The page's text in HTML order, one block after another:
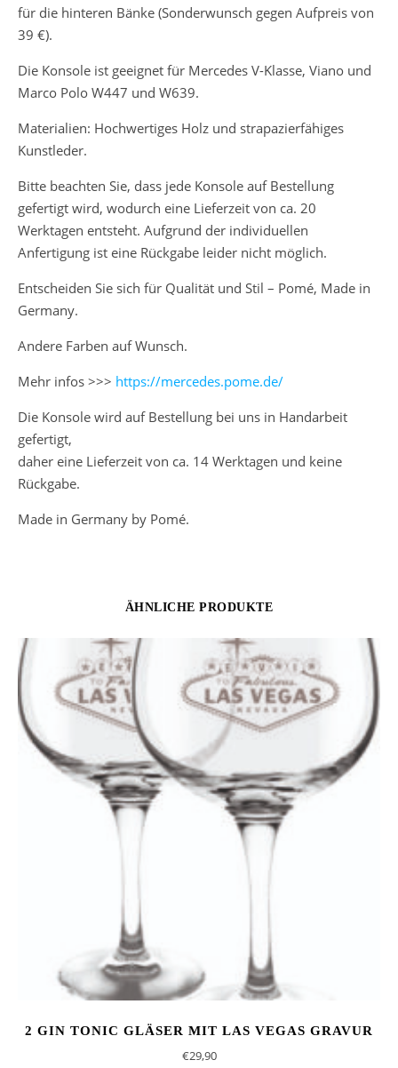
für die hinteren Bänke (Sonderwunsch gegen Aufpreis von
39 €).
Die Konsole ist geeignet für Mercedes V-Klasse, Viano und
Marco Polo W447 und W639.
Materialien: Hochwertiges Holz und strapazierfähiges
Kunstleder.
Bitte beachten Sie, dass jede Konsole auf Bestellung
gefertigt wird, wodurch eine Lieferzeit von ca. 20
Werktagen entsteht. Aufgrund der individuellen
Anfertigung ist eine Rückgabe leider nicht möglich.
Entscheiden Sie sich für Qualität und Stil – Pomé, Made in
Germany.
Andere Farben auf Wunsch.
Mehr infos >>> https://mercedes.pome.de/
Die Konsole wird auf Bestellung bei uns in Handarbeit
gefertigt,
daher eine Lieferzeit von ca. 14 Werktagen und keine
Rückgabe.
Made in Germany by Pomé.
ÄHNLICHE PRODUKTE
2 GIN TONIC GLÄSER MIT LAS VEGAS GRAVUR
€29,90